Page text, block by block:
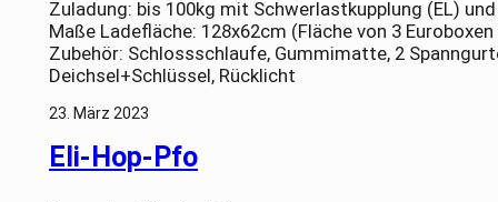
Zuladung: bis 100kg mit Schwerlastkupplung (EL)
Maße Ladefläche: 128x62cm (Fläche von 3
Zubehör: Schlossschlaufe, Gummimatte, 2
Deichsel+Schlüssel, Rücklicht
23. März 2023
Eli-Hop-Pfo